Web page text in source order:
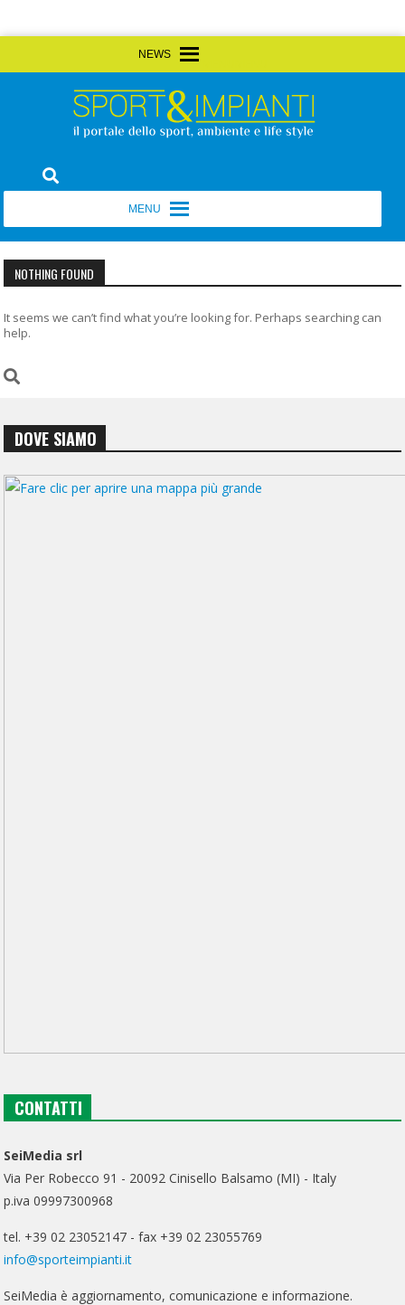
to
Sport&Impianti
NOTHING FOUND
It seems we can’t find what you’re looking for. Perhaps searching can
help.
DOVE SIAMO
CONTATTI
SeiMedia srl
Via Per Robecco 91 - 20092 Cinisello Balsamo (MI) - Italy
p.iva 09997300968
tel. +39 02 23052147 - fax +39 02 23055769
info@sporteimpianti.it
SeiMedia è aggiornamento, comunicazione e informazione.